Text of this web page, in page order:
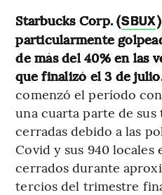
Starbucks Corp. (SBUX
particularmente
de más del 40% en las
que finalizó el 3 de
comenzó el período
una cuarta parte de sus
cerradas debido a las
Covid y sus 940 locales
cerrados durante
tercios del trimestre